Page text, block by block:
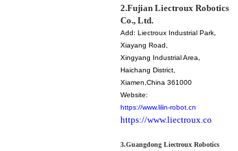
2.Fujian Liectroux Robotics
Co., Ltd.
Add: Liectroux Industrial Park,
Xiayang Road,
Xingyang Industrial Area,
Haichang District,
Xiamen ,China 361000
Website:
https://www.lilin-robot.cn
https://www.liectroux.co
3.Guangdong Liectroux Robotics